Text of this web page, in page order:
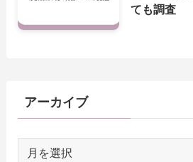
ても調査
アーカイブ